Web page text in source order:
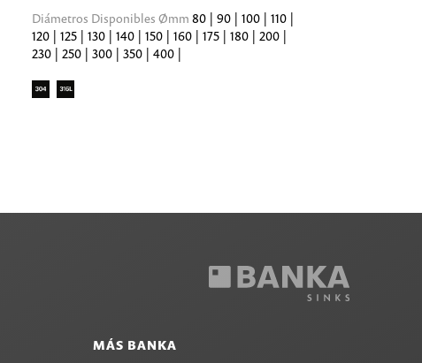
Diámetros Disponibles Ømm80 | 90 | 100 | 110 |
120 | 125 | 130 | 140 | 150 | 160 | 175 | 180 | 200 |
230 | 250 | 300 | 350 | 400 |
MÁS BANKA